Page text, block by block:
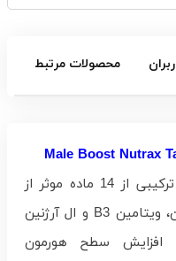
محصولات مرتبط
مکمل نوتراکس میل بوست حاوی ترکیبی از 14 ماده موثر از
قبیل عصاره های گیاهی، کوئرستین، ویتامین B3 و ال آرژنین
سطح هورمون